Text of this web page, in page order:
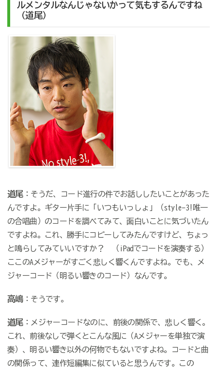
ルメンタルなんじゃないかって気もするんですね
（道尾）
道尾：そうだ、コード進行の件でお話ししたいことがあった
んですよ。ギター片手に「いつもいっしょ」（style-3!唯一
の合唱曲）のコードを調べてみて、面白いことに気づいたん
ですよね。これ、勝手にコピーしてみたんですけど、ちょっ
と鳴らしてみていいですか？ （iPadでコードを演奏する）
ここのAメジャーがすごく悲しく響くんですよね。でも、メ
ジャーコード（明るい響きのコード）なんです。
高嶋：そうです。
道尾：メジャーコードなのに、前後の関係で、悲しく響く。
これ、前後なしで弾くとこんな風に（Aメジャーを単独で演
奏）、明るい響き以外の何物でもないですよね。コードと曲
の関係って、連作短編集に似ていると思うんです。この